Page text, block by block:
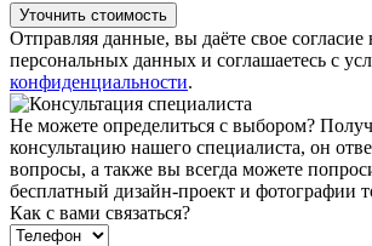
Уточнить стоимость
Отправляя данные, вы даёте свое согласие
персональных данных и соглашаетесь с
конфиденциальности.
Не можете определиться с выбором?
консультацию нашего специалиста, он
вопросы, а также вы всегда можете
бесплатный дизайн-проект и фотографии
Как с вами связаться?